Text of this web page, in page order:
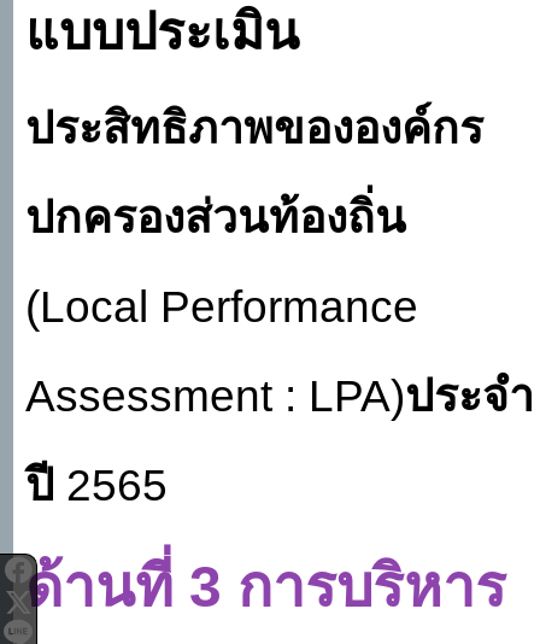
แบบประเมิน
ประสิทธิภาพขององค์กร
ปกครองส่วนท้องถิ่น
(Local Performance
Assessment : LPA)ประจำ
ปี 2565
ด้านที่ 3 การบริหาร